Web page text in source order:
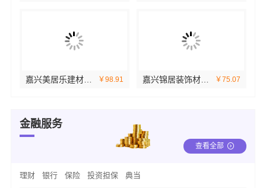
嘉兴美居乐建材科技有限公司旧房改造口碑之选 ￥98.91 嘉兴锦居装饰材料有限公司——桐乡毛坯房装修费用 ￥75.07
金融服务
查看全部
理财 银行 保险 投资担保 典当